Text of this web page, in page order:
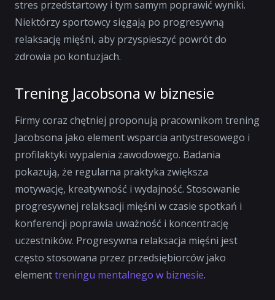
stres przedstartowy i tym samym poprawić wyniki.
Niektórzy sportowcy sięgają po progresywną
relaksację mięśni, aby przyspieszyć powrót do
zdrowia po kontuzjach.
Trening Jacobsona w biznesie
Firmy coraz chętniej proponują pracownikom trening
Jacobsona jako element wsparcia antystresowego i
profilaktyki wypalenia zawodowego. Badania
pokazują, że regularna praktyka zwiększa
motywację, kreatywność i wydajność. Stosowanie
progresywnej relaksacji mięśni w czasie spotkań i
konferencji poprawia uważność i koncentrację
uczestników. Progresywna relaksacja mięśni jest
często stosowana przez przedsiębiorców jako
elementtreningu mentalnego w biznesie.